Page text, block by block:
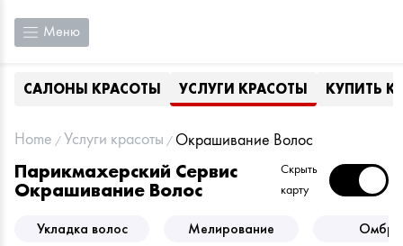
Меню
САЛОНЫ КРАСОТЫ УСЛУГИ КРАСОТЫ КУПИТЬ
Home Услуги красоты Окрашивание Волос
Парикмахерский Сервис
Окрашивание Волос
Скрыть
карту
Укладка волос Мелирование Омбре